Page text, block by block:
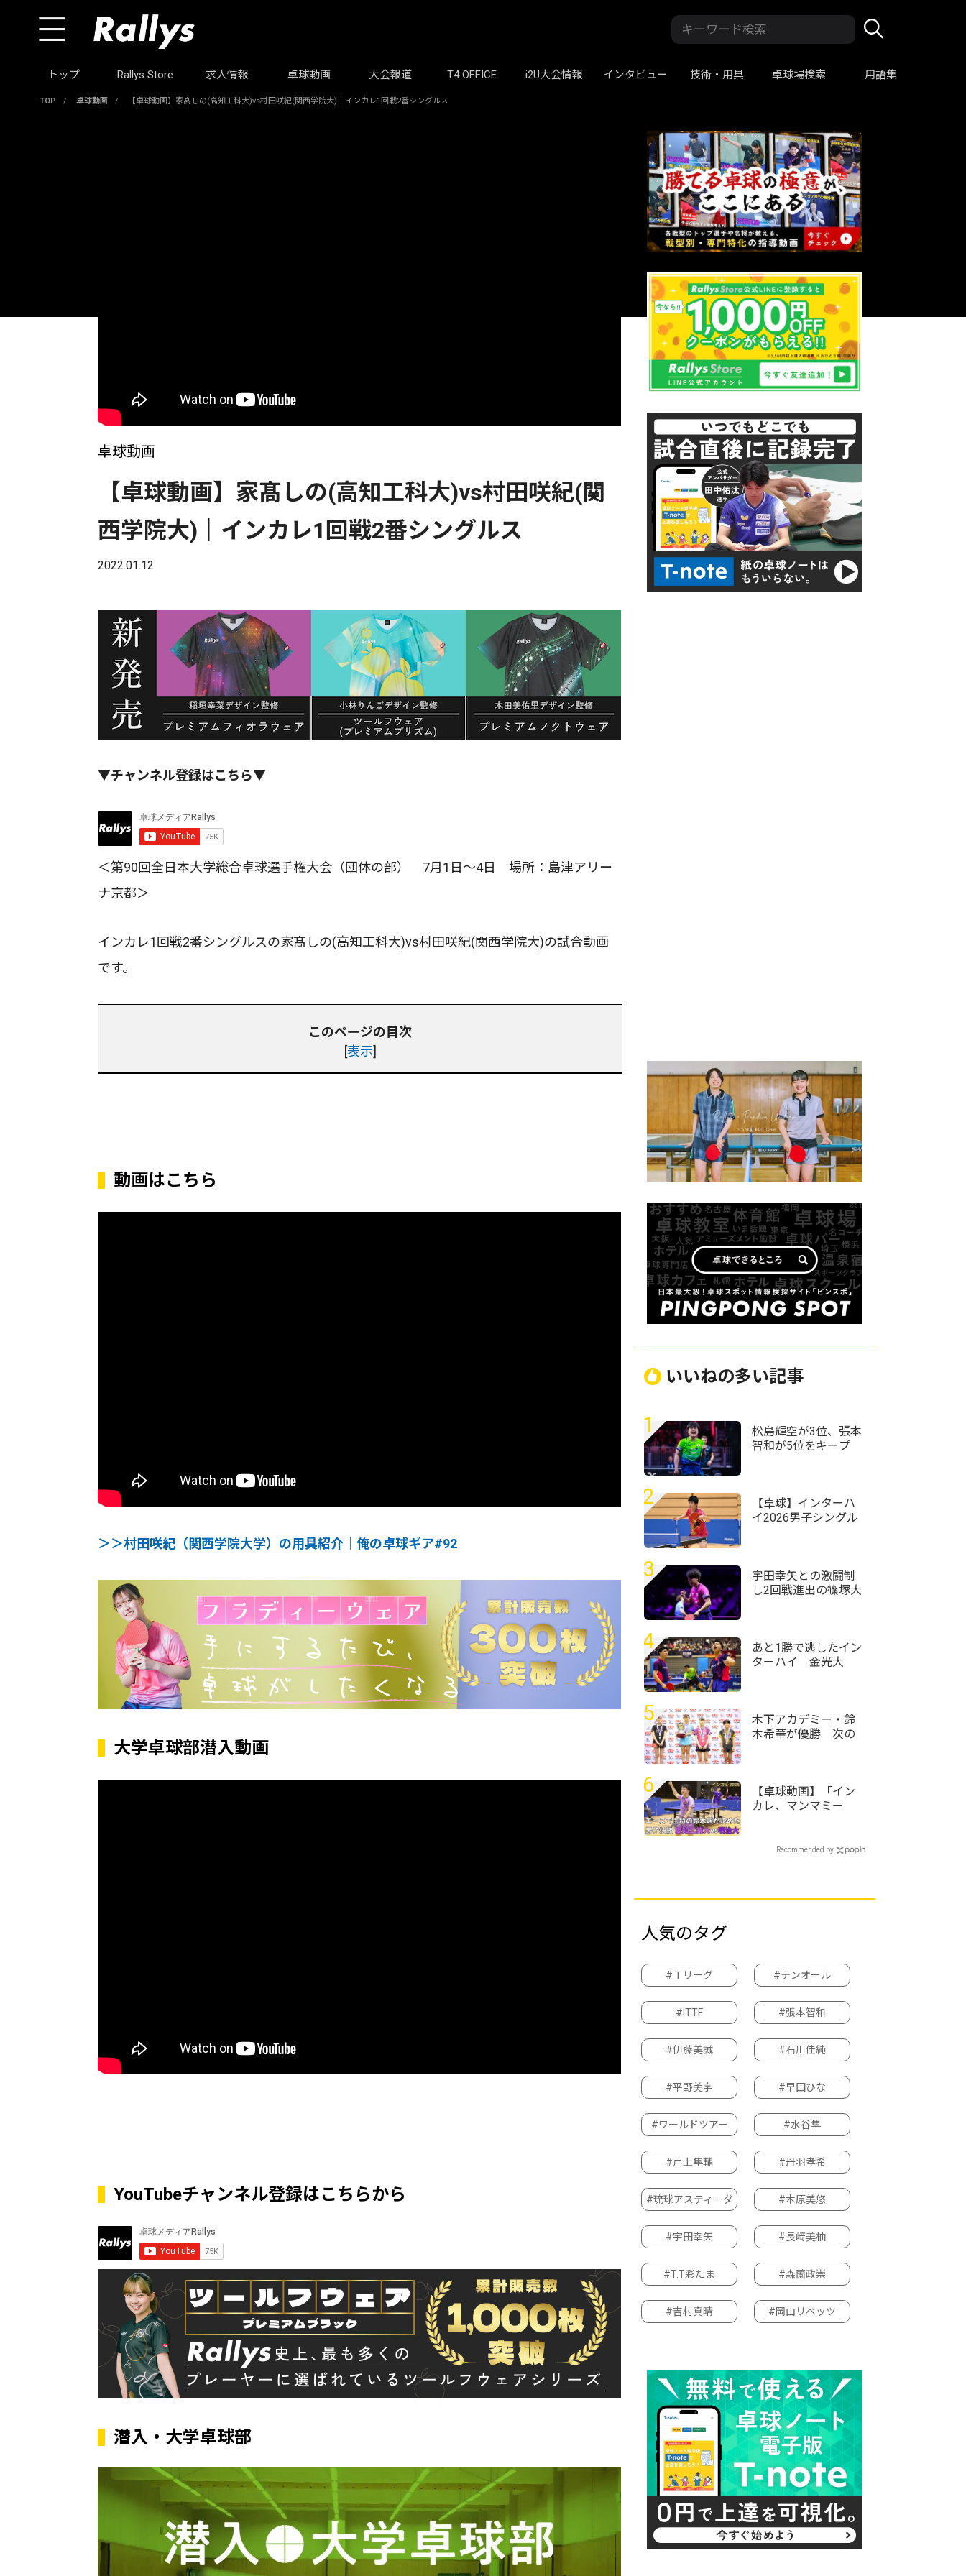
トップ Rallys Store 求人情報 卓球動画 大会報道 T4 OFFICE i2U大会情報 インタビュー 技術・用具 卓球場検索 用語集
TOP / 卓球動画 / 【卓球動画】家髙しの(高知工科大)vs村田咲紀(関西学院大)｜インカレ1回戦2番シングルス
卓球動画
【卓球動画】家髙しの(高知工科大)vs村田咲紀(関
西学院大)｜インカレ1回戦2番シングルス
2022.01.12
▼チャンネル登録はこちら▼
＜第90回全日本大学総合卓球選手権大会（団体の部） 7月1日～4日 場所：島津アリー
ナ京都＞
インカレ1回戦2番シングルスの家髙しの(高知工科大)vs村田咲紀(関西学院大)の試合動画
です。
このページの目次
[表示]
動画はこちら
＞＞村田咲紀（関西学院大学）の用具紹介｜俺の卓球ギア#92
大学卓球部潜入動画
YouTubeチャンネル登録はこちらから
潜入・大学卓球部
いいねの多い記事
1
松島輝空が3位、張本
智和が5位をキープ
キング（2026年第32
週）
2
【卓球】インターハ
イ2026男子シングル
ードに
3
宇田幸矢との激闘制
し2回戦進出の篠塚大
球・WTTチャンピオ
ンズ横浜2026＞
4
あと1勝で逃したイン
ターハイ 金光大
球・近畿高校選手権
2026＞
5
木下アカデミー・鈴
木希華が優勝 次の
2026/ホープス女子＞
6
【卓球動画】「イン
カレ、マンマミー
木颯、最後のインカ
Recommended by
人気のタグ
#Ｔリーグ #テンオール
#ITTF #張本智和
#伊藤美誠 #石川佳純
#平野美宇 #早田ひな
#ワールドツアー #水谷隼
#戸上隼輔 #丹羽孝希
#琉球アスティーダ #木原美悠
#宇田幸矢 #長﨑美柚
#T.T彩たま #森薗政崇
#吉村真晴 #岡山リベッツ